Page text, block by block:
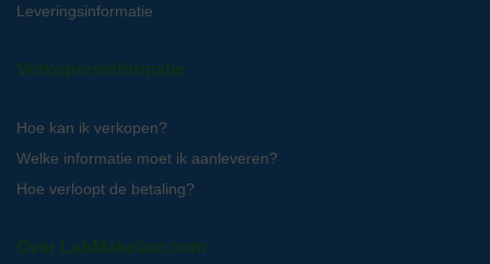
Leveringsinformatie
Verkopersinformatie
Hoe kan ik verkopen?
Welke informatie moet ik aanleveren?
Hoe verloopt de betaling?
Over LabMakelaar.com